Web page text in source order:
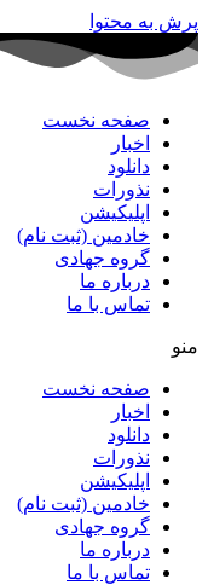
پرش به محتوا
صفحه نخست
اخبار
دانلود
نذورات
اپلیکیشن
خادمین (ثبت نام)
گروه جهادی
درباره ما
تماس با ما
منو
صفحه نخست
اخبار
دانلود
نذورات
اپلیکیشن
خادمین (ثبت نام)
گروه جهادی
درباره ما
تماس با ما